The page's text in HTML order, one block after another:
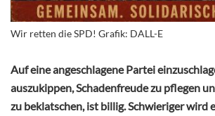
Wir retten die SPD! Grafik: DALL-E
Auf eine angeschlagene Partei
auszukippen, Schadenfreude zu pflegen
zu beklatschen, ist billig. Schwieriger wird